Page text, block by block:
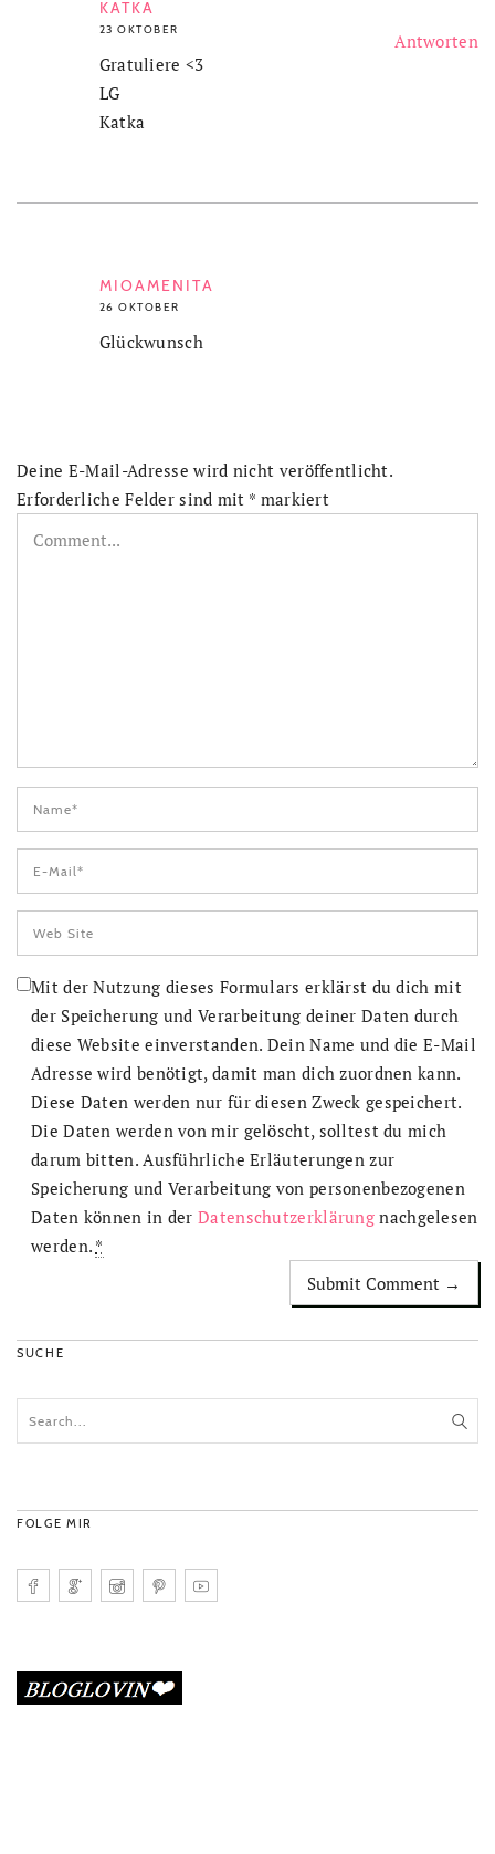
KATKA
23 OKTOBER
Gratuliere <3
LG
Katka
MIOAMENITA
26 OKTOBER
Antworten
Glückwunsch
Deine E-Mail-Adresse wird nicht veröffentlicht.
Erforderliche Felder sind mit * markiert
Mit der Nutzung dieses Formulars erklärst du dich mit
der Speicherung und Verarbeitung deiner Daten durch
diese Website einverstanden. Dein Name und die E-Mail
Adresse wird benötigt, damit man dich zuordnen kann.
Diese Daten werden nur für diesen Zweck gespeichert.
Die Daten werden von mir gelöscht, solltest du mich
darum bitten. Ausführliche Erläuterungen zur
Speicherung und Verarbeitung von personenbezogenen
Daten können in derDatenschutzerklärung nachgelesen
werden. *
SUCHE
FOLGE MIR